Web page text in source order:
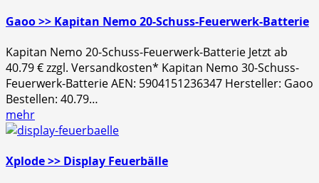
Gaoo >> Kapitan Nemo 20-Schuss-Feuerwerk-Batterie
Kapitan Nemo 20-Schuss-Feuerwerk-Batterie Jetzt ab
40.79 € zzgl. Versandkosten* Kapitan Nemo 30-Schuss-
Feuerwerk-Batterie AEN: 5904151236347 Hersteller: Gaoo
Bestellen: 40.79…
mehr
Xplode >> Display Feuerbälle